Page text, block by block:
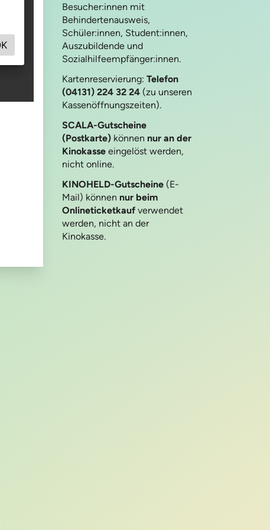
Besucher:innen mit
Behindertenausweis,
Schüler:innen, Student:innen,
Auszubildende und
Sozialhilfeempfänger:innen.
Kartenreservierung: Telefon
(04131) 224 32 24 (zu unseren
Kassenöffnungszeiten).
SCALA-Gutscheine
(Postkarte) können nur an der
Kinokasse eingelöst werden,
nicht online.
KINOHELD-Gutscheine (E-
Mail) können nur beim
Onlineticketkauf verwendet
werden, nicht an der
Kinokasse.